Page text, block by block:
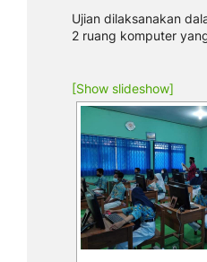
Ujian dilaksanakan
2 ruang komputer
[Show slideshow]